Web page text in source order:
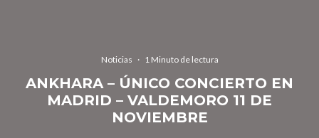
Noticias · 1 Minuto de lectura
ANKHARA – ÚNICO CONCIERTO EN
MADRID – VALDEMORO 11 DE
NOVIEMBRE